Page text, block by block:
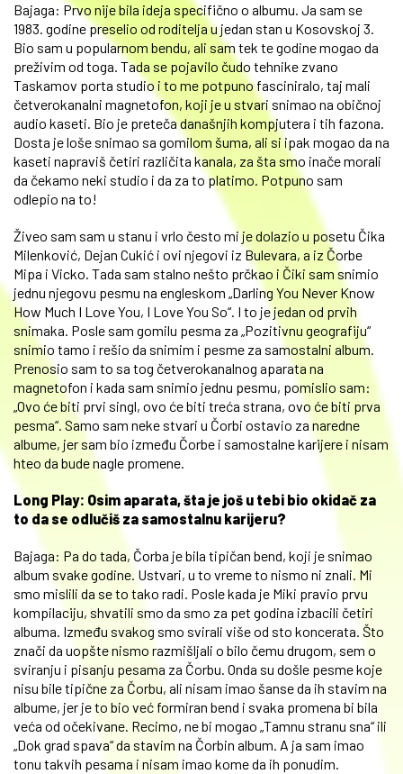
Bajaga: Prvo nije bila ideja specifično o albumu. Ja sam se
1983. godine preselio od roditelja u jedan stan u Kosovskoj 3.
Bio sam u popularnom bendu, ali sam tek te godine mogao da
preživim od toga. Tada se pojavilo čudo tehnike zvano
Taskamov porta studio i to me potpuno fasciniralo, taj mali
četverokanalni magnetofon, koji je u stvari snimao na običnoj
audio kaseti. Bio je preteča današnjih kompjutera i tih fazona.
Dosta je loše snimao sa gomilom šuma, ali si ipak mogao da na
kaseti napraviš četiri različita kanala, za šta smo inače morali
da čekamo neki studio i da za to platimo. Potpuno sam
odlepio na to!
Živeo sam sam u stanu i vrlo često mi je dolazio u posetu Čika
Milenković, Dejan Cukić i ovi njegovi iz Bulevara, a iz Čorbe
Mipa i Vicko. Tada sam stalno nešto prčkao i Čiki sam snimio
jednu njegovu pesmu na engleskom „Darling You Never Know
How Much I Love You, I Love You So“. I to je jedan od prvih
snimaka. Posle sam gomilu pesma za „Pozitivnu geografiju“
snimio tamo i rešio da snimim i pesme za samostalni album.
Prenosio sam to sa tog četverokanalnog aparata na
magnetofon i kada sam snimio jednu pesmu, pomislio sam:
„Ovo će biti prvi singl, ovo će biti treća strana, ovo će biti prva
pesma“. Samo sam neke stvari u Čorbi ostavio za naredne
albume, jer sam bio između Čorbe i samostalne karijere i nisam
hteo da bude nagle promene.
Long Play: Osim aparata, šta je još u tebi bio okidač za
to da se odlučiš za samostalnu karijeru?
Bajaga: Pa do tada, Čorba je bila tipičan bend, koji je snimao
album svake godine. Ustvari, u to vreme to nismo ni znali. Mi
smo mislili da se to tako radi. Posle kada je Miki pravio prvu
kompilaciju, shvatili smo da smo za pet godina izbacili četiri
albuma. Između svakog smo svirali više od sto koncerata. Što
znači da uopšte nismo razmišljali o bilo čemu drugom, sem o
sviranju i pisanju pesama za Čorbu. Onda su došle pesme koje
nisu bile tipične za Čorbu, ali nisam imao šanse da ih stavim na
albume, jer je to bio već formiran bend i svaka promena bi bila
veća od očekivane. Recimo, ne bi mogao „Tamnu stranu sna“ ili
„Dok grad spava“ da stavim na Čorbin album. A ja sam imao
tonu takvih pesama i nisam imao kome da ih ponudim.